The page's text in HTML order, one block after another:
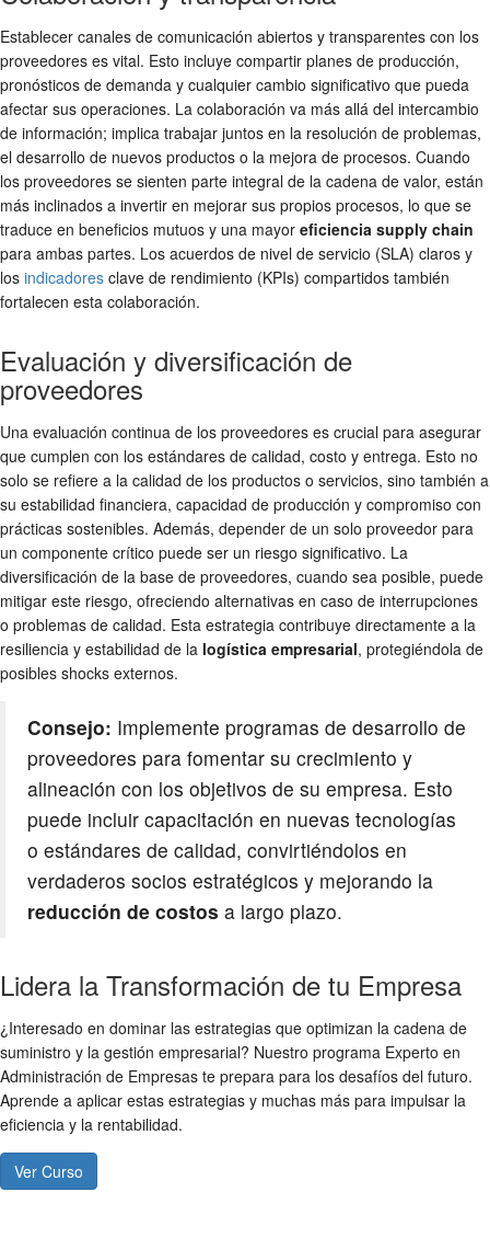
Establecer canales de comunicación abiertos y transparentes con los
proveedores es vital. Esto incluye compartir planes de producción,
pronósticos de demanda y cualquier cambio significativo que pueda
afectar sus operaciones. La colaboración va más allá del intercambio
de información; implica trabajar juntos en la resolución de problemas,
el desarrollo de nuevos productos o la mejora de procesos. Cuando
los proveedores se sienten parte integral de la cadena de valor, están
más inclinados a invertir en mejorar sus propios procesos, lo que se
traduce en beneficios mutuos y una mayor eficiencia supply chain
para ambas partes. Los acuerdos de nivel de servicio (SLA) claros y
los indicadores clave de rendimiento (KPIs) compartidos también
fortalecen esta colaboración.
Evaluación y diversificación de
proveedores
Una evaluación continua de los proveedores es crucial para asegurar
que cumplen con los estándares de calidad, costo y entrega. Esto no
solo se refiere a la calidad de los productos o servicios, sino también a
su estabilidad financiera, capacidad de producción y compromiso con
prácticas sostenibles. Además, depender de un solo proveedor para
un componente crítico puede ser un riesgo significativo. La
diversificación de la base de proveedores, cuando sea posible, puede
mitigar este riesgo, ofreciendo alternativas en caso de interrupciones
o problemas de calidad. Esta estrategia contribuye directamente a la
resiliencia y estabilidad de la logística empresarial, protegiéndola de
posibles shocks externos.
Consejo: Implemente programas de desarrollo de
proveedores para fomentar su crecimiento y
alineación con los objetivos de su empresa. Esto
puede incluir capacitación en nuevas tecnologías
o estándares de calidad, convirtiéndolos en
verdaderos socios estratégicos y mejorando la
reducción de costos a largo plazo.
Lidera la Transformación de tu Empresa
¿Interesado en dominar las estrategias que optimizan la cadena de
suministro y la gestión empresarial? Nuestro programa Experto en
Administración de Empresas te prepara para los desafíos del futuro.
Aprende a aplicar estas estrategias y muchas más para impulsar la
eficiencia y la rentabilidad.
Ver Curso